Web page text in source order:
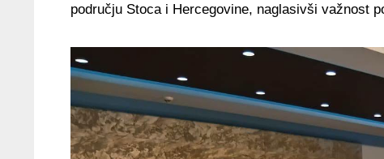
području Stoca i Hercegovine, naglasivši važnost